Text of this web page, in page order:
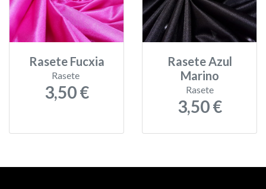
Rasete Fucxia
Rasete
3,50 €
Rasete Azul
Marino
Rasete
3,50 €